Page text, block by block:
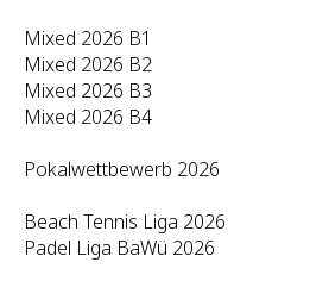
Mixed 2026 B1
Mixed 2026 B2
Mixed 2026 B3
Mixed 2026 B4
Pokalwettbewerb 2026
Beach Tennis Liga 2026
Padel Liga BaWü 2026